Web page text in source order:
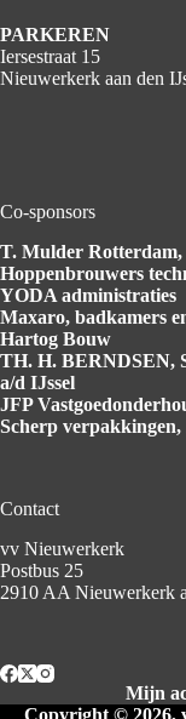
PARKEREN
Iersestraat 15
Nieuwerkerk aan den
Co-sponsors
T. Mulder Rotterdam,
Hoppenbrouwers
YODA administraties
Maxaro, badkamers
Hartog Bouw
TH. H. BERNDSEN,
a/d IJssel
JFP
Scherp verpakkingen,
Contact
vv Nieuwerkerk
Postbus 25
2910 AA Nieuwerkerk
Mijn
Copyright © 2026,